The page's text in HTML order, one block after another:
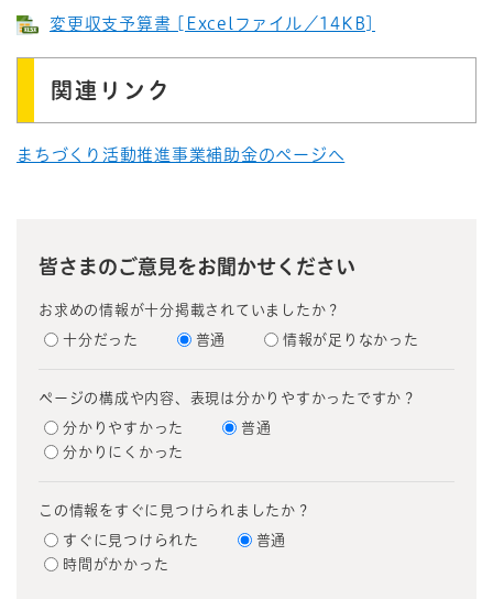
変更収支予算書 [Excelファイル／14KB]
関連リンク
まちづくり活動推進事業補助金のページへ
皆さまのご意見をお聞かせください
お求めの情報が十分掲載されていましたか？
十分だった 普通 情報が足りなかった
ページの構成や内容、表現は分かりやすかったですか？
分かりやすかった
普通
分かりにくかった
この情報をすぐに見つけられましたか？
すぐに見つけられた
普通
時間がかかった